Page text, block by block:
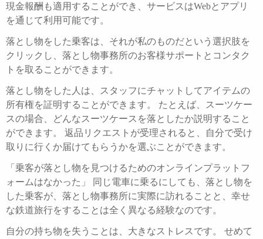
現金報酬も適用することができ、サービスはWebとアプリ
を通じて利用可能です。
落とし物をした乗客は、それが私のものだという選択肢を
クリックし、落とし物事務所のお客様サポートとコンタク
トを取ることができます。
落とし物をした人は、スタッフにチャットしてアイテムの
所有権を証明することができます。 たとえば、スーツケー
スの場合、どんなスーツケースを落としたか説明すること
ができます。 返品リクエストが受理されると、自分で受け
取りに行くか届けてもらうかを選ぶことができます。
「乗客が落とし物を見つけるためのオンラインプラットフ
ォームはなかった」 同じ電車に乗るにしても、落とし物を
した乗客が、落とし物事務所に実際に訪れることと、幸せ
な鉄道旅行をすることは全く異なる経験なのです。
自分の持ち物を失うことは、大きなストレスです。 せめて